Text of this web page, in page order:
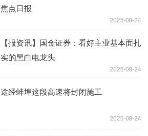
焦点日报
2025-08-24
【报资讯】国金证券：看好主业基本面扎
实的黑白电龙头
2025-08-24
途经蚌埠这段高速将封闭施工
2025-08-24